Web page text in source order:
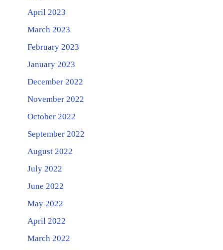
April 2023
March 2023
February 2023
January 2023
December 2022
November 2022
October 2022
September 2022
August 2022
July 2022
June 2022
May 2022
April 2022
March 2022